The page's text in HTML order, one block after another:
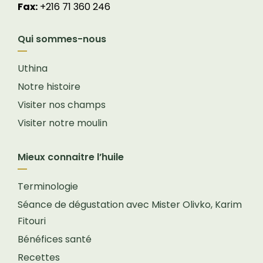
Fax: +216 71 360 246
Qui sommes-nous
Uthina
Notre histoire
Visiter nos champs
Visiter notre moulin
Mieux connaitre l’huile
Terminologie
Séance de dégustation avec Mister Olivko, Karim
Fitouri
Bénéfices santé
Recettes